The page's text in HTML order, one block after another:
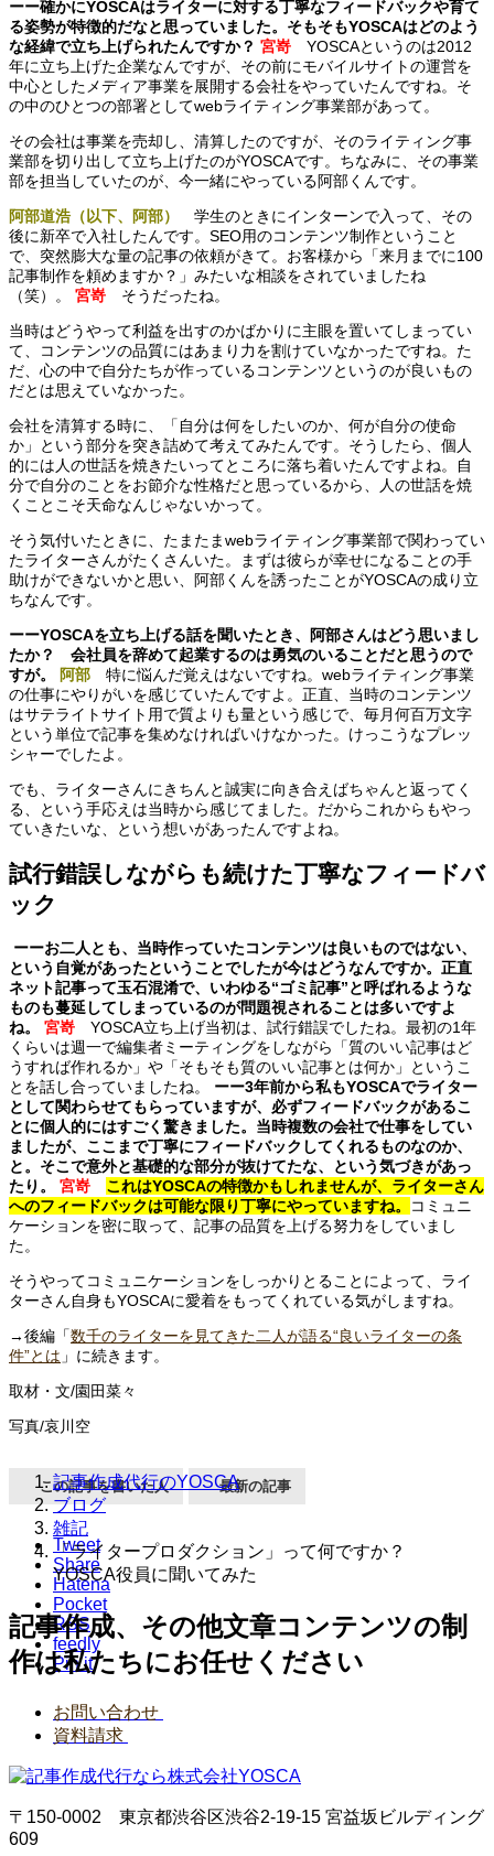
ーー確かにYOSCAはライターに対する丁寧なフィードバックや育て
る姿勢が特徴的だなと思っていました。そもそもYOSCAはどのよう
な経緯で立ち上げられたんですか？ 宮嵜 YOSCAというのは2012
年に立ち上げた企業なんですが、その前にモバイルサイトの運営を
中心としたメディア事業を展開する会社をやっていたんですね。そ
の中のひとつの部署としてwebライティング事業部があって。
その会社は事業を売却し、清算したのですが、そのライティング事
業部を切り出して立ち上げたのがYOSCAです。ちなみに、その事業
部を担当していたのが、今一緒にやっている阿部くんです。
阿部道浩（以下、阿部）
学生のときにインターンで入って、その
後に新卒で入社したんです。SEO用のコンテンツ制作ということ
で、突然膨大な量の記事の依頼がきて。お客様から「来月までに100
記事制作を頼めますか？」みたいな相談をされていましたね
（笑）。 宮嵜 そうだったね。
当時はどうやって利益を出すのかばかりに主眼を置いてしまってい
て、コンテンツの品質にはあまり力を割けていなかったですね。た
だ、心の中で自分たちが作っているコンテンツというのが良いもの
だとは思えていなかった。
会社を清算する時に、「自分は何をしたいのか、何が自分の使命
か」という部分を突き詰めて考えてみたんです。そうしたら、個人
的には人の世話を焼きたいってところに落ち着いたんですよね。自
分で自分のことをお節介な性格だと思っているから、人の世話を焼
くことこそ天命なんじゃないかって。
そう気付いたときに、たまたまwebライティング事業部で関わってい
たライターさんがたくさんいた。まずは彼らが幸せになることの手
助けができないかと思い、阿部くんを誘ったことがYOSCAの成り立
ちなんです。
ーーYOSCAを立ち上げる話を聞いたとき、阿部さんはどう思いまし
たか？ 会社員を辞めて起業するのは勇気のいることだと思うので
すが。
阿部 特に悩んだ覚えはないですね。webライティング事業
の仕事にやりがいを感じていたんですよ。正直、当時のコンテンツ
はサテライトサイト用で質よりも量という感じで、毎月何百万文字
という単位で記事を集めなければいけなかった。けっこうなプレッ
シャーでしたよ。
でも、ライターさんにきちんと誠実に向き合えばちゃんと返ってく
る、という手応えは当時から感じてました。だからこれからもやっ
ていきたいな、という想いがあったんですよね。
試行錯誤しながらも続けた丁寧なフィードバ
ック
ーーお二人とも、当時作っていたコンテンツは良いものではない、
という自覚があったということでしたが今はどうなんですか。正直
ネット記事って玉石混淆で、いわゆる“ゴミ記事”と呼ばれるような
ものも蔓延してしまっているのが問題視されることは多いですよ
ね。
宮嵜 YOSCA立ち上げ当初は、試行錯誤でしたね。最初の1年
くらいは週一で編集者ミーティングをしながら「質のいい記事はど
うすれば作れるか」や「そもそも質のいい記事とは何か」というこ
とを話し合っていましたね。 ーー3年前から私もYOSCAでライター
として関わらせてもらっていますが、必ずフィードバックがあるこ
とに個人的にはすごく驚きました。当時複数の会社で仕事をしてい
ましたが、ここまで丁寧にフィードバックしてくれるものなのか、
と。そこで意外と基礎的な部分が抜けてたな、という気づきがあっ
たり。
宮嵜
これはYOSCAの特徴かもしれませんが、ライターさん
へのフィードバックは可能な限り丁寧にやっていますね。
コミュニ
ケーションを密に取って、記事の品質を上げる努力をしていまし
た。
そうやってコミュニケーションをしっかりとることによって、ライ
ターさん自身もYOSCAに愛着をもってくれている気がしますね。
→後編「数千のライターを見てきた二人が語る“良いライターの条
件”とは 」に続きます。
取材・文/園田菜々
写真/哀川空
この記事を書いた人 最新の記事
Tweet
Share
Hatena
Pocket
RSS
feedly
Pin it
記事作成代行のYOSCA
ブログ
雑記
「ライタープロダクション」って何ですか？
YOSCA役員に聞いてみた
記事作成、その他文章コンテンツの制
作は私たちにお任せください
お問い合わせ
資料請求
〒150-0002 東京都渋谷区渋谷2-19-15 宮益坂ビルディング
609